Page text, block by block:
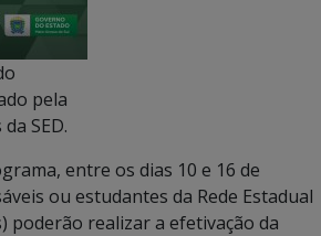
pela
SED.
entre os dias 10 e 16 de
ou estudantes da Rede Estadual
poderão realizar a efetivação da